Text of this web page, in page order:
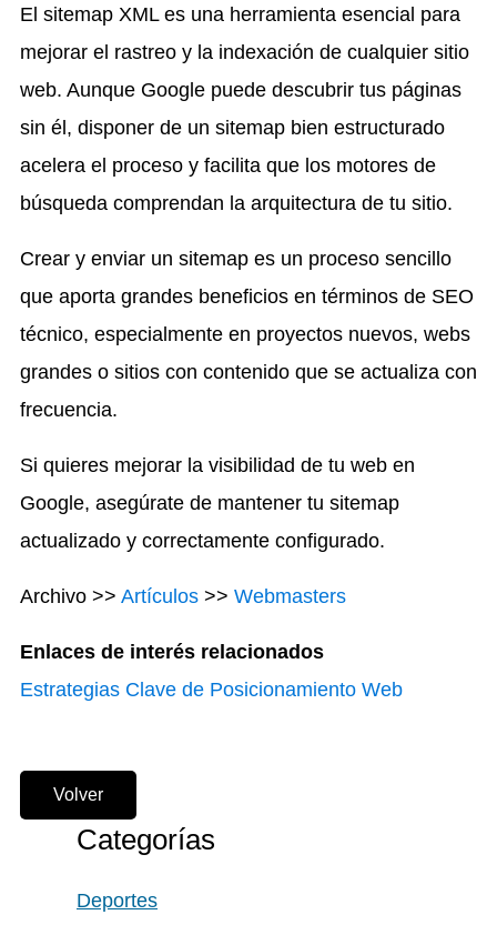
El sitemap XML es una herramienta esencial para
mejorar el rastreo y la indexación de cualquier sitio
web. Aunque Google puede descubrir tus páginas
sin él, disponer de un sitemap bien estructurado
acelera el proceso y facilita que los motores de
búsqueda comprendan la arquitectura de tu sitio.
Crear y enviar un sitemap es un proceso sencillo
que aporta grandes beneficios en términos de SEO
técnico, especialmente en proyectos nuevos, webs
grandes o sitios con contenido que se actualiza con
frecuencia.
Si quieres mejorar la visibilidad de tu web en
Google, asegúrate de mantener tu sitemap
actualizado y correctamente configurado.
Archivo >> Artículos>> Webmasters
Enlaces de interés relacionados
Estrategias Clave de Posicionamiento Web
Volver
Categorías
Deportes